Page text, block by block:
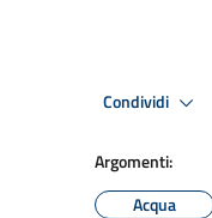
Condividi
Argomenti:
Acqua